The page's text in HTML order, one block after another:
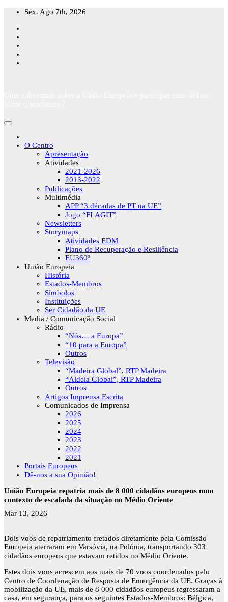
Skip
content
Sex. Ago 7th, 2026
O Centro
Apresentação
Atividades
2021-2026
2013-2022
Publicações
Multimédia
APP “3 décadas de PT na UE”
Jogo “FLAGIT”
Newsletters
Storymaps
Atividades EDM
Plano de Recuperação e Resiliência
EU360º
União Europeia
História
Estados-Membros
Símbolos
Instituições
Ser Cidadão da UE
Media / Comunicação Social
Rádio
“Nós… a Europa”
“10 para a Europa”
Outros
Televisão
“Madeira Global”, RTP Madeira
“Aldeia Global”, RTP Madeira
Outros
Artigos Imprensa Escrita
Comunicados de Imprensa
2026
2025
2024
2023
2022
2021
Portais Europeus
Dê-nos a sua Opinião!
União Europeia repatria mais de 8 000 cidadãos europeus num
contexto de escalada da situação no Médio Oriente
Mar 13, 2026
Dois voos de repatriamento fretados diretamente pela Comissão
Europeia aterraram em Varsóvia, na Polónia, transportando 303
cidadãos europeus que estavam retidos no Médio Oriente.
Estes dois voos acrescem aos mais de 70 voos coordenados pelo
Centro de Coordenação de Resposta de Emergência da UE. Graças à
mobilização da UE, mais de 8 000 cidadãos europeus regressaram a
casa, em segurança, para os seguintes Estados-Membros: Bélgica,